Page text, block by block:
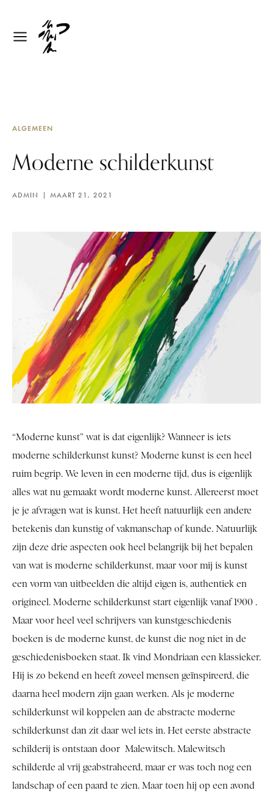
ALGEMEEN
Moderne schilderkunst
ADMIN MAART 21, 2021
“Moderne kunst” wat is dat eigenlijk? Wanneer is iets
moderne schilderkunst kunst? Moderne kunst is een heel
ruim begrip. We leven in een moderne tijd, dus is eigenlijk
alles wat nu gemaakt wordt moderne kunst. Allereerst moet
je je afvragen wat is kunst. Het heeft natuurlijk een andere
betekenis dan kunstig of vakmanschap of kunde. Natuurlijk
zijn deze drie aspecten ook heel belangrijk bij het bepalen
van wat is moderne schilderkunst, maar voor mij is kunst
een vorm van uitbeelden die altijd eigen is, authentiek en
origineel. Moderne schilderkunst start eigenlijk vanaf 1900 .
Maar voor heel veel schrijvers van kunstgeschiedenis
boeken is de moderne kunst, de kunst die nog niet in de
geschiedenisboeken staat. Ik vind Mondriaan een klassieker.
Hij is zo bekend en heeft zoveel mensen geïnspireerd, die
daarna heel modern zijn gaan werken. Als je moderne
schilderkunst wil koppelen aan de abstracte moderne
schilderkunst dan zit daar wel iets in. Het eerste abstracte
schilderij is ontstaan door Malewitsch. Malewitsch
schilderde al vrij geabstraheerd, maar er was toch nog een
landschap of een paard te zien. Maar toen hij op een avond